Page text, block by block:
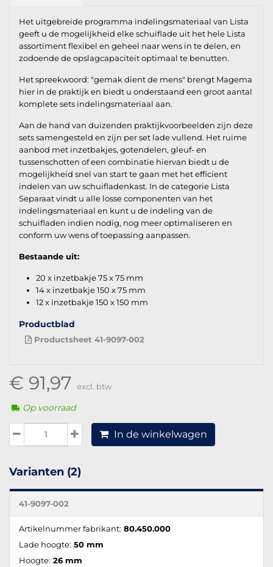
Het uitgebreide programma indelingsmateriaal van Lista
geeft u de mogelijkheid elke schuiflade uit het hele Lista
assortiment flexibel en geheel naar wens in te delen, en
zodoende de opslagcapaciteit optimaal te benutten.
Het spreekwoord: "gemak dient de mens" brengt Magema
hier in de praktijk en biedt u onderstaand een groot aantal
komplete sets indelingsmateriaal aan.
Aan de hand van duizenden praktijkvoorbeelden zijn deze
sets samengesteld en zijn per set lade vullend. Het ruime
aanbod met inzetbakjes, gotendelen, gleuf- en
tussenschotten of een combinatie hiervan biedt u de
mogelijkheid snel van start te gaan met het efficient
indelen van uw schuifladenkast. In de categorie Lista
Separaat vindt u alle losse componenten van het
indelingsmateriaal en kunt u de indeling van de
schuifladen indien nodig, nog meer optimaliseren en
conform uw wens of toepassing aanpassen.
Bestaande uit:
20 x inzetbakje 75 x 75 mm
14 x inzetbakje 150 x 75 mm
12 x inzetbakje 150 x 150 mm
Productblad
Productsheet 41-9097-002
€ 91,97 excl. btw
Op voorraad
In de winkelwagen
Varianten (2)
41-9097-002
Artikelnummer fabrikant: 80.450.000
Lade hoogte: 50 mm
Hoogte: 26 mm